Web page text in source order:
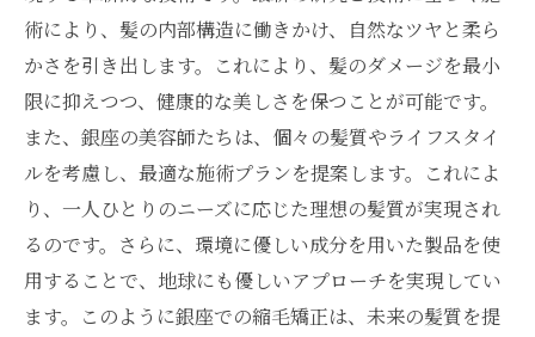
術により、髪の内部構造に働きかけ、自然なツヤと柔ら
かさを引き出します。これにより、髪のダメージを最小
限に抑えつつ、健康的な美しさを保つことが可能です。
また、銀座の美容師たちは、個々の髪質やライフスタイ
ルを考慮し、最適な施術プランを提案します。これによ
り、一人ひとりのニーズに応じた理想の髪質が実現され
るのです。さらに、環境に優しい成分を用いた製品を使
用することで、地球にも優しいアプローチを実現してい
ます。このように銀座での縮毛矯正は、未来の髪質を提